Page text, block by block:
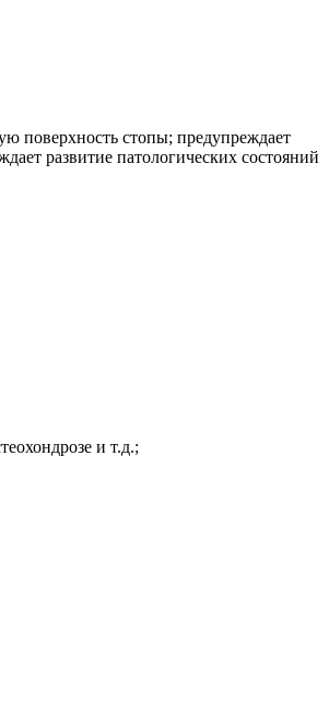
поверхность стопы; предупреждает
развитие патологических состояний
и т.д.;